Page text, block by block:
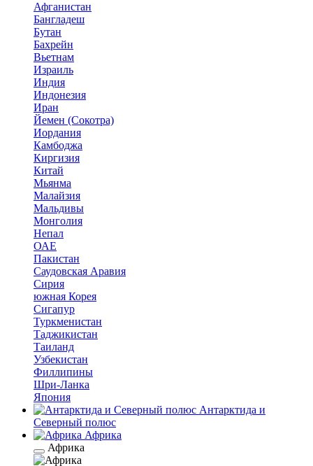
Афганистан
Бангладеш
Бутан
Бахрейн
Вьетнам
Израиль
Индия
Индонезия
Иран
Йемен (Сокотра)
Иордания
Камбоджа
Киргизия
Китай
Мьянма
Малайзия
Мальдивы
Монголия
Непал
ОАЕ
Пакистан
Саудовская Аравия
Сирия
южная Корея
Сигапур
Туркменистан
Таджикистан
Таиланд
Узбекистан
Филлипины
Шри-Ланка
Япония
Антарктида и
Северный полюс
Африка
Африка